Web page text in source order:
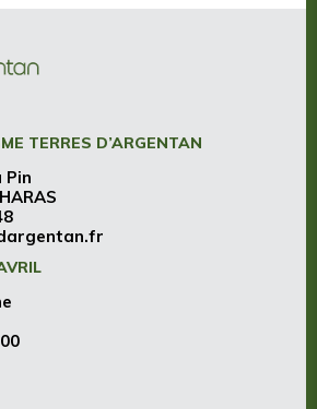
TERRES D’ARGENTAN
Pin